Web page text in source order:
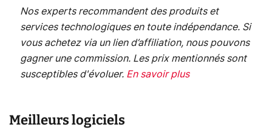
Nos experts recommandent des produits et
services technologiques en toute indépendance. Si
vous achetez via un lien d’affiliation, nous pouvons
gagner une commission. Les prix mentionnés sont
susceptibles d'évoluer. En savoir plus
Meilleurs logiciels